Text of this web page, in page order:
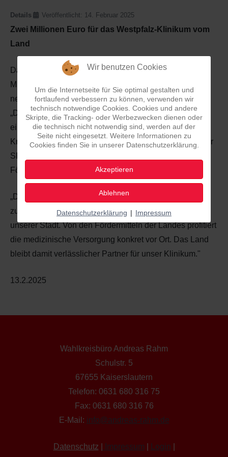
Details Veröffentlicht: 14. Februar 2025
Zwei Millionen Euro für das Westpfalz-Klinikum vom
Land
Das Westpfalz-Klinikum in Kaiserslautern erhält zwei
Millionen Euro
neuemKrankenhausinvestitionsprogramm des Landes.
„Die Mittel sind für die Radiologie des Krankenhauses,
ein starkes Zeichen in turbulenten Zeiten für die
Krankenhauslandschaft in Rheinland-Pfalz“, begrüßt der
SPD-Landtagsabgeordnete Andreas Rahm die
Förderung.
„Das ist eine Investitionen für eine nachhaltige und
zukunftsfeste Gesundheitsversorgung in
unsererStadt.Von den Fördermitteln der Landes profitiert
die medizinische Versorgung konkret vor Ort. Das Land
bleibt damit verlässlicher Partner für unser Klinikum."
13.2.2025
Wahlkreisbüro Andreas Rahm
Schulstr. 5
67655 Kaiserslautern
Telefon: 0631 680 316 75
Fax: 0631 680 316 76
E-Mail: info@andreas-rahm.de
Datenschutz Impressum Login
Wir benutzen Cookies
Um die Internetseite für Sie optimal gestalten und
fortlaufend verbessern zu können, verwenden wir
technisch notwendige Cookies. Cookies und andere
Skripte, die Tracking- oder Werbezwecken dienen oder
die technisch nicht notwendig sind, werden auf der
Seite nicht eingesetzt. Weitere Informationen zu
Cookies finden Sie in unserer Datenschutzerklärung.
Akzeptieren
Ablehnen
Datenschutzerklärung | Impressum